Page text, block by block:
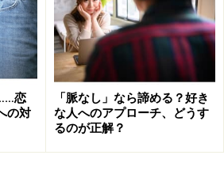
恋
の対
「脈なし」なら諦める？好き
な人へのアプローチ、どうす
るのが正解？